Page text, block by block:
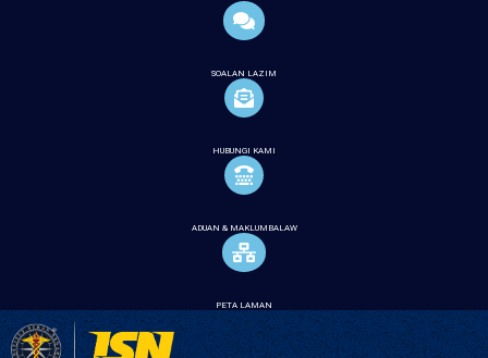
SOALAN LAZIM
HUBUNGI KAMI
ADUAN & MAKLUMBALAW
PETA LAMAN